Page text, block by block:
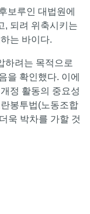
보루인 대법원에
, 되려 위축시키는
는 바이다.
하려는 목적으로
을 확인했다. 이에
정 활동의 중요성
봉투법(노동조합
욱 박차를 가할 것